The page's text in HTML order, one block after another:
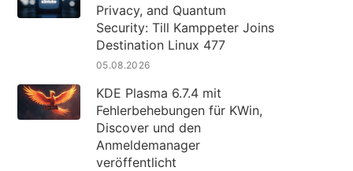
Privacy, and Quantum
Security: Till Kamppeter Joins
Destination Linux 477
05.08.2026
KDE Plasma 6.7.4 mit
Fehlerbehebungen für KWin,
Discover und den
Anmeldemanager
veröffentlicht